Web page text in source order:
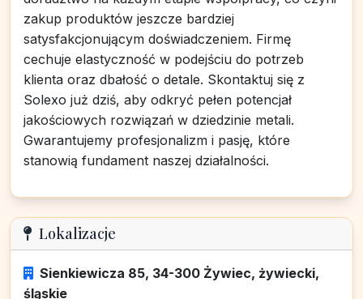
zakup produktów jeszcze bardziej
satysfakcjonującym doświadczeniem. Firmę
cechuje elastyczność w podejściu do potrzeb
klienta oraz dbałość o detale. Skontaktuj się z
Solexo już dziś, aby odkryć pełen potencjał
jakościowych rozwiązań w dziedzinie metali.
Gwarantujemy profesjonalizm i pasję, które
stanowią fundament naszej działalności.
Lokalizacje
Sienkiewicza 85, 34-300 Żywiec, żywiecki,
śląskie